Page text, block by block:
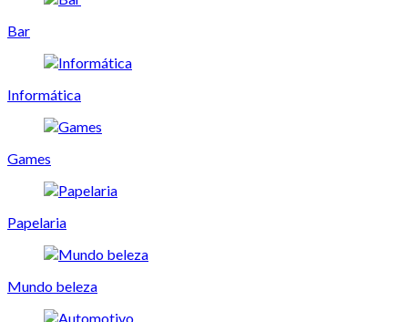
Bar
Informática
Games
Papelaria
Mundo beleza